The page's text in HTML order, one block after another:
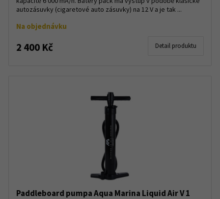
autozásuvky (cigaretové auto zásuvky) na 12 V a je tak ...
Na objednávku
2 400 Kč Detail produktu
Paddleboard pumpa Aqua Marina Liquid Air V 1